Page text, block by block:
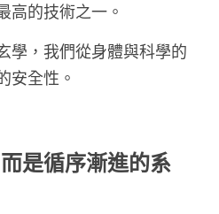
高的技術之一。
學，我們從身體與科學的
安全性。
是循序漸進的系